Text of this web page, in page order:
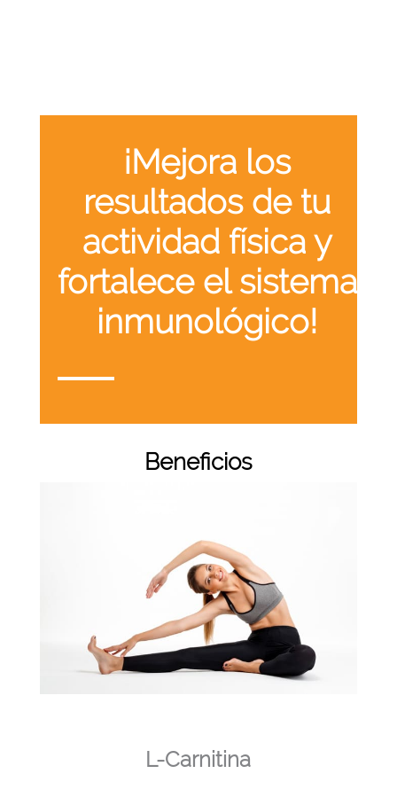
¡Mejora los
resultados de tu
actividad física y
fortalece el sistema
inmunológico!
Beneficios
L-Carnitina